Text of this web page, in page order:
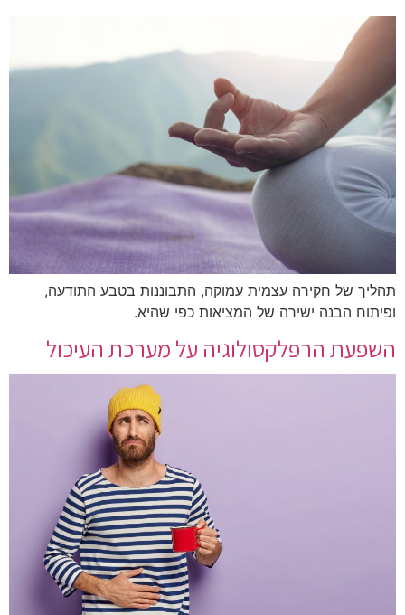
תהליך של חקירה עצמית עמוקה, התבוננות בטבע התודעה,
ופיתוח הבנה ישירה של המציאות כפי שהיא.
השפעת הרפלקסולוגיה על מערכת העיכול